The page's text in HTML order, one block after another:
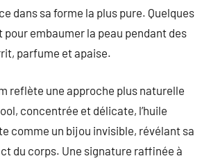
dans sa forme la plus pure. Quelques
embaumer la peau pendant des
parfume et apaise.
reflète une approche plus naturelle
concentrée et délicate, l’huile
comme un bijou invisible, révélant sa
du corps. Une signature raffinée à